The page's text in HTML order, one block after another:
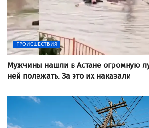
ПРОИСШЕСТВИЯ
Мужчины нашли в Астане огромную
ней полежать. За это их наказали